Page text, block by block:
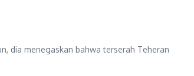
dia menegaskan bahwa terserah Teheran